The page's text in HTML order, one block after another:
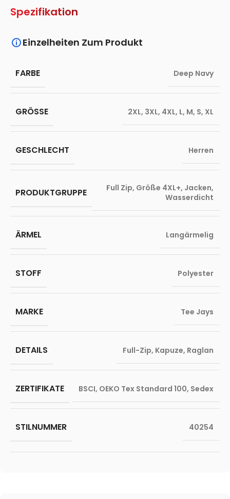
Spezifikation
Einzelheiten Zum Produkt
FARBE Deep Navy
GRÖSSE 2XL, 3XL, 4XL, L, M, S, XL
GESCHLECHT Herren
PRODUKTGRUPPE Full Zip, Größe 4XL+, Jacken,
Wasserdicht
ÄRMEL Langärmelig
STOFF Polyester
MARKE Tee Jays
DETAILS Full-Zip, Kapuze, Raglan
ZERTIFIKATE BSCI, OEKO Tex Standard 100, Sedex
STILNUMMER 40254